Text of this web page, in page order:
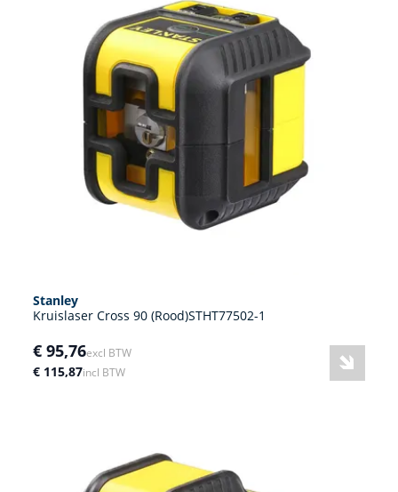
Stanley
Kruislaser Cross 90 (Rood)STHT77502-1
€ 95,76excl BTW
€ 115,87incl BTW